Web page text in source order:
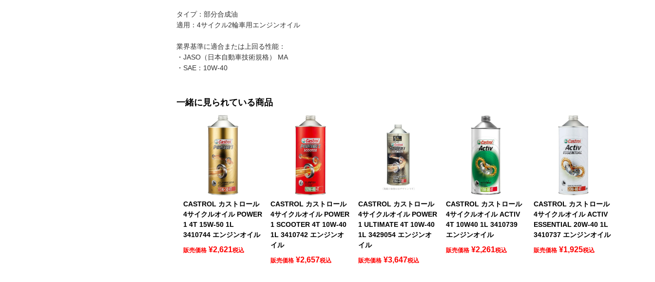
タイプ：部分合成油
適用：4サイクル2輪車用エンジンオイル
業界基準に適合または上回る性能：
・JASO（日本自動車技術規格） MA
・SAE：10W-40
一緒に見られている商品
CASTROL カストロール
4サイクルオイル POWER
1 4T 15W-50 1L
3410744 エンジンオイル
販売価格 ¥2,621税込
CASTROL カストロール
4サイクルオイル POWER
1 SCOOTER 4T 10W-40
1L 3410742 エンジンオ
イル
販売価格 ¥2,657税込
CASTROL カストロール
4サイクルオイル POWER
1 ULTIMATE 4T 10W-40
1L 3429054 エンジンオ
イル
販売価格 ¥3,647税込
CASTROL カストロール
4サイクルオイル ACTIV
4T 10W40 1L 3410739
エンジンオイル
販売価格 ¥2,261税込
CASTROL カストロール
4サイクルオイル ACTIV
ESSENTIAL 20W-40 1L
3410737 エンジンオイル
販売価格 ¥1,925税込